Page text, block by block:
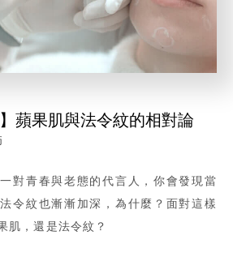
蘋果肌與法令紋的相對論
對青春與老態的代言人，你會發現當
令紋也漸漸加深，為什麼？面對這樣
肌，還是法令紋？